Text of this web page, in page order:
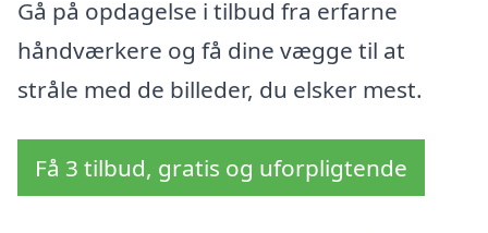
Gå på opdagelse i tilbud fra erfarne
håndværkere og få dine vægge til at
stråle med de billeder, du elsker mest.
Få 3 tilbud, gratis og uforpligtende